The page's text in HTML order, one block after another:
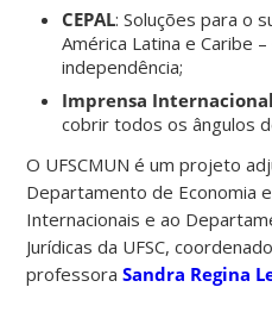
CEPAL: Soluções para o
América Latina e Caribe
independência;
Imprensa
cobrir todos os ângulos
O UFSCMUN é um projeto
Departamento de Economia
Internacionais e ao
Jurídicas da UFSC,
professora Sandra Regina